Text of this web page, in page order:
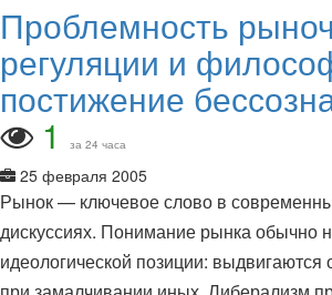
Проблемность
регуляции и
постижение
1 за 24 часа
25 февраля 2005
Рынок — ключевое слово в
дискуссиях. Понимание рынка обычно
идеологической позиции: выдвигаются